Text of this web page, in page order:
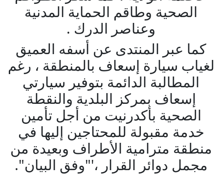
الصحية وطاقم الحماية المدنية
وعناصر الدرك .
كما عبر المنتدى عن أسفه العميق
لغياب سيارة إسعاف بالمنطقة ، رغم
المطالبة الدائمة بتوفير سيارتي
إسعاف بمركز البلدية والنقطة
الصحية بأكدرنيت من أجل تأمين
خدمة مقبولة للمحتاجين إليها في
منطقة مترامية الأطراف وبعيدة من
مجمل دوائر القرار ،'"وفق البيان".